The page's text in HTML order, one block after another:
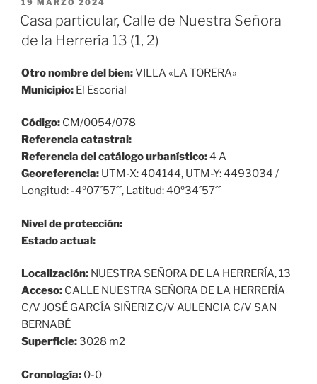
EL
19 MARZO 2024
Casa particular, Calle de Nuestra Señora
de la Herrería 13 (1, 2)
Otro nombre del bien:VILLA «LA TORERA»
Municipio: El Escorial
Código: CM/0054/078
Referencia catastral:
Referencia del catálogo urbanístico:4 A
Georeferencia: UTM-X: 404144, UTM-Y: 4493034 /
Longitud: -4º07´57´´, Latitud: 40º34´57´´
Nivel de protección:
Estado actual:
Localización: NUESTRA SEÑORA DE LA HERRERÍA, 13
Acceso: CALLE NUESTRA SEÑORA DE LA HERRERÍA
C/V JOSÉ GARCÍA SIÑERIZ C/V AULENCIA C/V SAN
BERNABÉ
Superficie:3028 m2
Cronología: 0-0